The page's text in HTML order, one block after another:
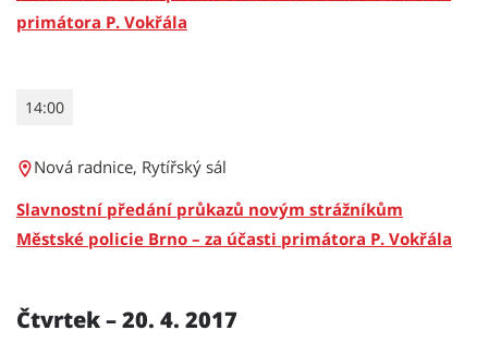
primátora P. Vokřála
14:00
Nová radnice, Rytířský sál
Slavnostní předání průkazů novým strážníkům
Městské policie Brno – za účasti primátora P. Vokřála
Čtvrtek – 20. 4. 2017